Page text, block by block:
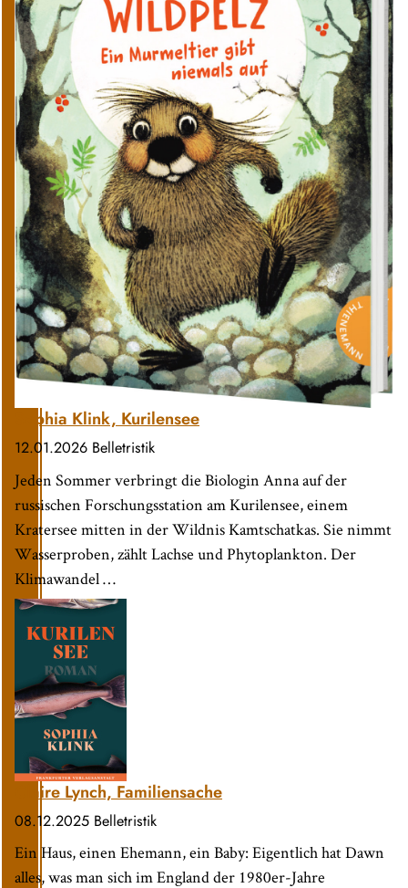
Sophia Klink, Kurilensee
12.01.2026 Belletristik
Jeden Sommer verbringt die Biologin Anna auf der
russischen Forschungsstation am Kurilensee, einem
Kratersee mitten in der Wildnis Kamtschatkas. Sie nimmt
Wasserproben, zählt Lachse und Phytoplankton. Der
Klimawandel …
Claire Lynch, Familiensache
08.12.2025 Belletristik
Ein Haus, einen Ehemann, ein Baby: Eigentlich hat Dawn
alles, was man sich im England der 1980er-Jahre